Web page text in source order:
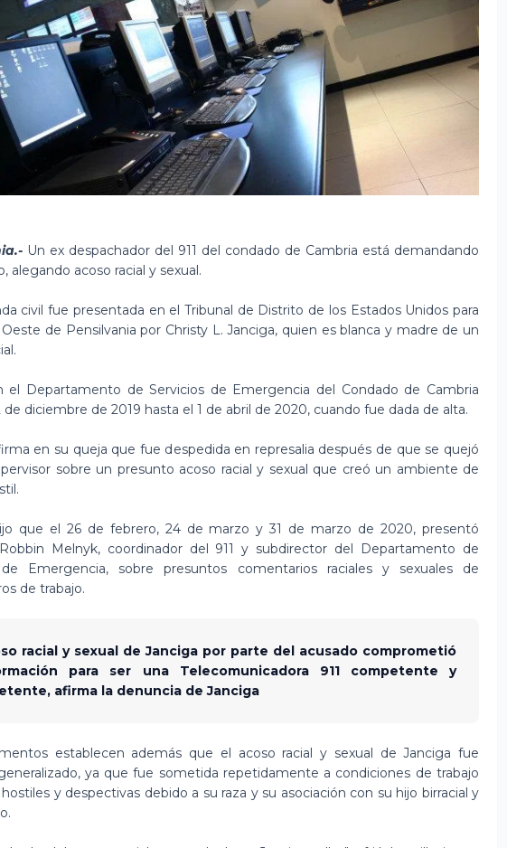
Un ex despachador del 911 del condado de Cambria está demandando
alegando acoso racial y sexual.
civil fue presentada en el Tribunal de Distrito de los Estados Unidos para
de Pensilvania por Christy L. Janciga, quien es blanca y madre de un
el Departamento de Servicios de Emergencia del Condado de Cambria
de diciembre de 2019 hasta el 1 de abril de 2020, cuando fue dada de alta.
en su queja que fue despedida en represalia después de que se quejó
sobre un presunto acoso racial y sexual que creó un ambiente de
que el 26 de febrero, 24 de marzo y 31 de marzo de 2020, presentó
Melnyk, coordinador del 911 y subdirector del Departamento de
de Emergencia, sobre presuntos comentarios raciales y sexuales de
de trabajo.
racial y sexual de Janciga por parte del acusado comprometió
para ser una Telecomunicadora 911 competente y
afirma la denuncia de Janciga
establecen además que el acoso racial y sexual de Janciga fue
ya que fue sometida repetidamente a condiciones de trabajo
hostiles y despectivas debido a su raza y su asociación con su hijo birracial y